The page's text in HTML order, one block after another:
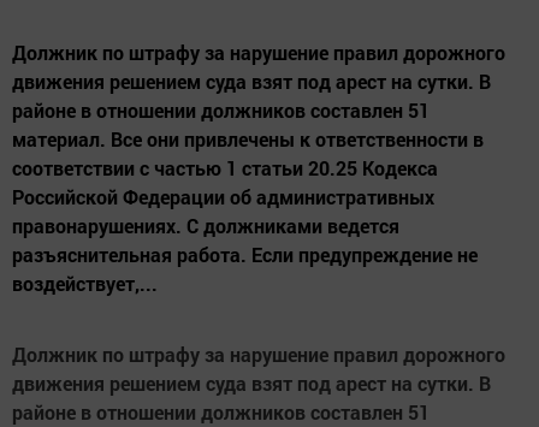
Должник по штрафу за нарушение правил дорожного
движения решением суда взят под арест на сутки. В
районе в отношении должников составлен 51
материал. Все они привлечены к ответственности в
соответствии с частью 1 статьи 20.25 Кодекса
Российской Федерации об административных
правонарушениях. С должниками ведется
разъяснительная работа. Если предупреждение не
воздействует,...
Должник по штрафу за нарушение правил дорожного
движения решением суда взят под арест на сутки. В
районе в отношении должников составлен 51